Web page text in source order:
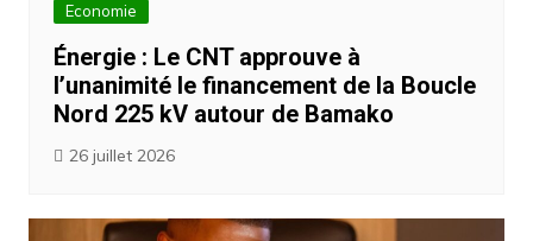
Economie
Énergie : Le CNT approuve à
l’unanimité le financement de la Boucle
Nord 225 kV autour de Bamako
26 juillet 2026